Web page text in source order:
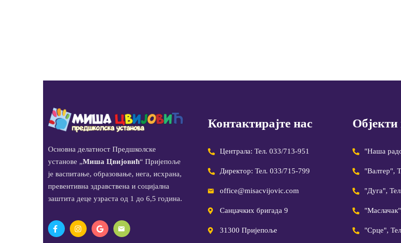
Основна делатност Предшколске
установе „Миша Цвијовић“ Пријепоље
је васпитање, образовање, нега, исхрана,
превентивна здравствена и социјална
заштита деце узраста од 1 до 6,5 година.
Контактирајте нас
Централа: Тел. 033/713-951
Директор: Тел. 033/715-799
office@misacvijovic.com
Санџачких бригада 9
31300 Пријепоље
"Наша
"Валтер",
"Дуга",
"Срце",